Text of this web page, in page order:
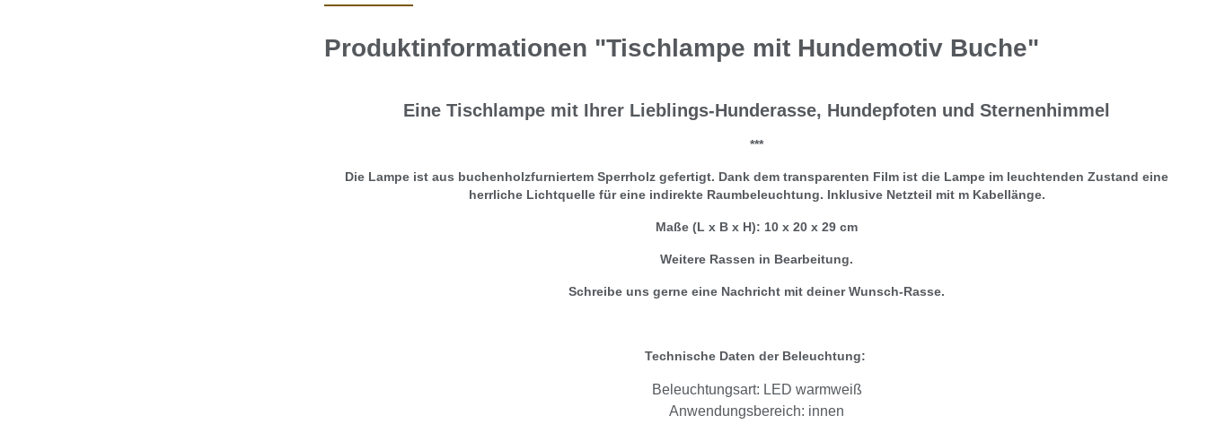
Produktinformationen "Tischlampe mit Hundemotiv Buche"
Eine Tischlampe mit Ihrer Lieblings-Hunderasse, Hundepfoten und Sternenhimmel
***
Die Lampe ist aus buchenholzfurniertem Sperrholz gefertigt. Dank dem transparenten Film ist die Lampe im leuchtenden Zustand eine
herrliche Lichtquelle für eine indirekte Raumbeleuchtung. Inklusive Netzteil mit m Kabellänge.
Maße (L x B x H): 10 x 20 x 29 cm
Weitere Rassen in Bearbeitung.
Schreibe uns gerne eine Nachricht mit deiner Wunsch-Rasse.
Technische Daten der Beleuchtung:
Beleuchtungsart: LED warmweiß
Anwendungsbereich: innen